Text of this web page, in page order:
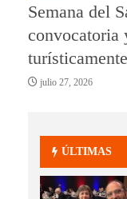
Semana del
convocatoria
julio 27, 2026
ÚLTIMAS